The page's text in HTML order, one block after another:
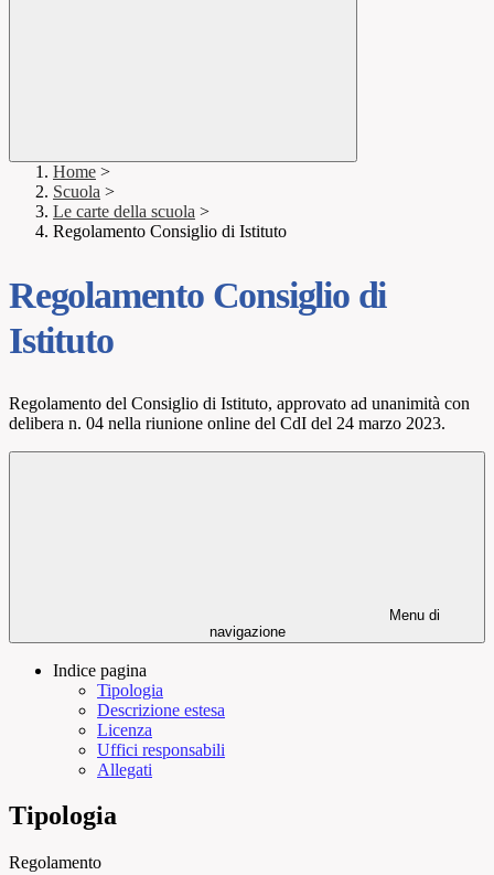
Home >
Scuola >
Le carte della scuola >
Regolamento Consiglio di Istituto
Regolamento Consiglio di
Istituto
Regolamento del Consiglio di Istituto, approvato ad unanimità con
delibera n. 04 nella riunione online del CdI del 24 marzo 2023.
Menu di
navigazione
Indice pagina
Tipologia
Descrizione estesa
Licenza
Uffici responsabili
Allegati
Tipologia
Regolamento